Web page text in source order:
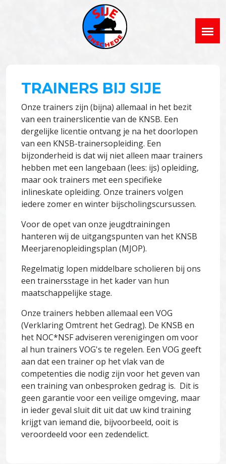
TRAINERS BIJ SIJE
Onze trainers zijn (bijna) allemaal in het bezit
van een trainerslicentie van de KNSB. Een
dergelijke licentie ontvang je na het doorlopen
van een KNSB-trainersopleiding. Een
bijzonderheid is dat wij niet alleen maar trainers
hebben met een langebaan (lees: ijs) opleiding,
maar ook trainers met een specifieke
inlineskate opleiding. Onze trainers volgen
iedere zomer en winter bijscholingscursussen.
Voor de opet van onze jeugdtrainingen
hanteren wij de uitgangspunten van het KNSB
Meerjarenopleidingsplan (MJOP).
Regelmatig lopen middelbare scholieren bij ons
een trainersstage in het kader van hun
maatschappelijke stage.
Onze trainers hebben allemaal een VOG
(Verklaring Omtrent het Gedrag). De KNSB en
het NOC*NSF adviseren verenigingen om voor
al hun trainers VOG's te regelen. Een VOG geeft
aan dat een trainer op het vlak van de
competenties die nodig zijn voor het geven van
een training van onbesproken gedrag is. Dit is
geen garantie voor een veilige omgeving, maar
in ieder geval sluit dit uit dat uw kind training
krijgt van iemand die, bijvoorbeeld, ooit is
veroordeeld voor een zedendelict.